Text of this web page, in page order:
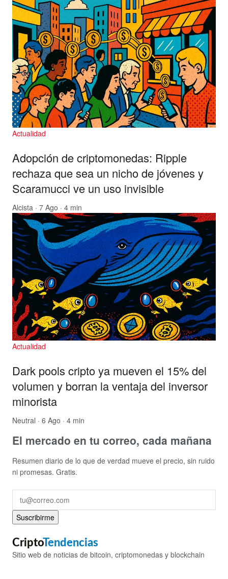
Actualidad
Adopción de criptomonedas: Ripple
rechaza que sea un nicho de jóvenes y
Scaramucci ve un uso invisible
Alcista · 7 Ago · 4 min
Actualidad
Dark pools cripto ya mueven el 15% del
volumen y borran la ventaja del inversor
minorista
Neutral · 6 Ago · 4 min
El mercado en tu correo, cada mañana
Resumen diario de lo que de verdad mueve el precio, sin ruido
ni promesas. Gratis.
Suscribirme
CriptoTendencias
Sitio web de noticias de bitcoin, criptomonedas y blockchain